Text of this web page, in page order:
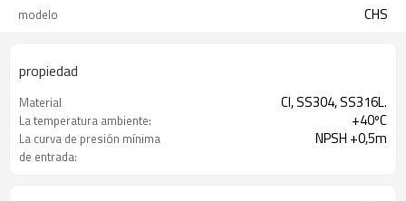
modelo CHS
propiedad
Material CI, SS304, SS316L.
La temperatura ambiente: +40ºC
La curva de presión mínima
de entrada:
NPSH +0,5m